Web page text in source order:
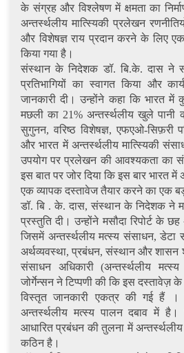
के संग्रह और विश्लेषण में क्षमता का
अन्तर्स्थलीय मात्स्यिकी प्रलेखन
और विशेषज्ञ राय प्रदान करने के लिए
किया गया है।
संस्थान के निदेशक डॉ. बि.के. दास ने
प्रतिभागियों का स्वागत किया और
जानकारी दी। उन्होंने कहा कि भारत
मछली का 21% अन्तर्स्थलीय खुले पानी
सुगुनन, वरिष्ठ विशेषज्ञ, एफएओ-सिफ़री
और भारत में अन्तर्स्थलीय मात्स्यिकी
उपयोग पर प्रलेखन की आवश्यकता का
इस बात पर जोर दिया कि इस बार भारत में
एक व्यापक दस्तावेज तैयार करने का एक
डॉ. बि . के. दास, संस्थान के निदेशक ने
प्रस्तुति दी। उन्होंने मसौदा रिपोर्ट के
जिसमें अन्तर्स्थलीय मत्स्य संसाधन, डेटा
अर्थव्यवस्था, प्रबंधन, संस्थान और
संसाधन अधिकारी (अन्तर्स्थलीय
जोर्गेन्सन ने टिप्पणी की कि इस दस्तावेज़ के
विस्तृत जानकारी एकत्र की गई हैं ।
अन्तर्स्थलीय मत्स्य पालन दबाव में
आधारित प्रबंधन की तुलना में
कठिन है।